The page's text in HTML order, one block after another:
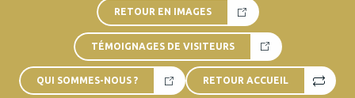
RETOUR EN IMAGES
TÉMOIGNAGES DE VISITEURS
QUI SOMMES-NOUS ? RETOUR ACCUEIL